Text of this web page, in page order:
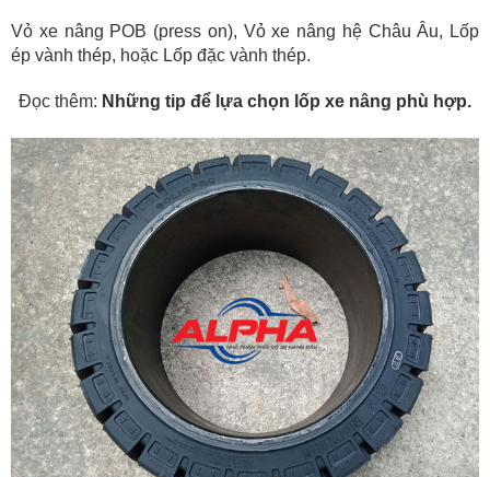
Vỏ xe nâng POB (press on), Vỏ xe nâng hệ Châu Âu, Lốp
ép vành thép, hoặc Lốp đặc vành thép.
Đọc thêm: Những tip để lựa chọn lốp xe nâng phù hợp.